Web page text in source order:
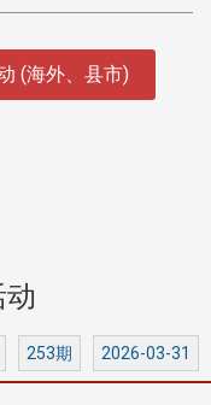
(海外、县市)
253期 2026-03-31